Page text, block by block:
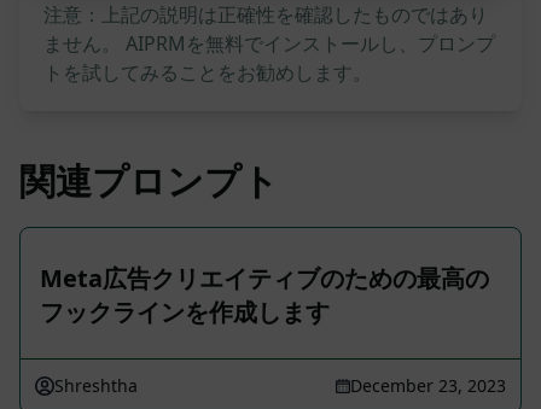
注意：上記の説明は正確性を確認したものではあり
ません。 AIPRMを無料でインストールし、プロンプ
トを試してみることをお勧めします。
関連プロンプト
Meta広告クリエイティブのための最高の
フックラインを作成します
Shreshtha December 23, 2023